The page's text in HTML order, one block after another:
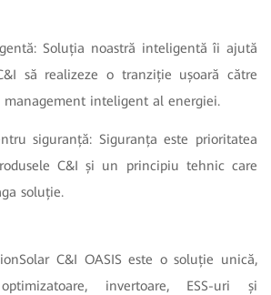
Soluția noastră inteligentă îi ajută
să realizeze o tranziție ușoară către
inteligent al energiei.
siguranță: Siguranța este prioritatea
C&I și un principiu tehnic care
soluție.
C&I OASIS este o soluție unică,
invertoare, ESS-uri și